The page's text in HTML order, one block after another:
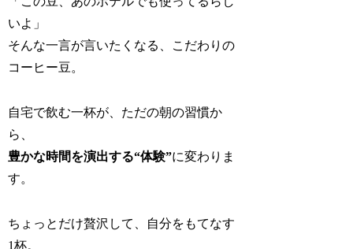
いよ」
そんな一言が言いたくなる、こだわりの
コーヒー豆。
自宅で飲む一杯が、ただの朝の習慣か
ら、
豊かな時間を演出する“体験”に変わりま
す。
ちょっとだけ贅沢して、自分をもてなす
1杯。